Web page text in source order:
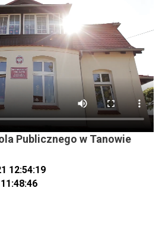
Publicznego w Tanowie
12:54:19